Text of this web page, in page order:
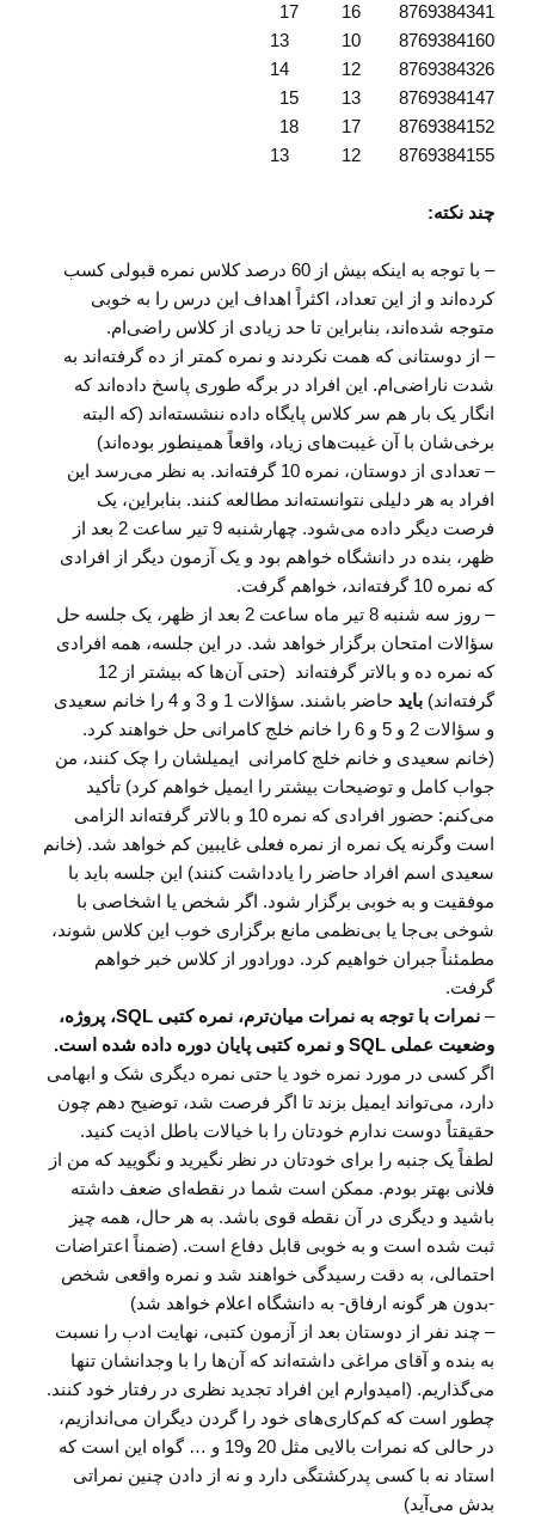
8769384341 16 17
8769384160 10 13
8769384326 12 14
8769384147 13 15
8769384152 17 18
8769384155 12 13
چند نکته:
– با توجه به اینکه بیش از 60 درصد کلاس نمره قبولی کسب
کرده‌اند و از این تعداد، اکثراً اهداف این درس را به خوبی
متوجه شده‌اند، بنابراین تا حد زیادی از کلاس راضی‌ام.
– از دوستانی که همت نکردند و نمره کمتر از ده گرفته‌اند به
شدت ناراضی‌ام. این افراد در برگه طوری پاسخ داده‌اند که
انگار یک بار هم سر کلاس پایگاه داده ننشسته‌اند (که البته
برخی‌شان با آن غیبت‌های زیاد، واقعاً همینطور بوده‌اند)
– تعدادی از دوستان، نمره 10 گرفته‌اند. به نظر می‌رسد این
افراد به هر دلیلی نتوانسته‌اند مطالعه کنند. بنابراین، یک
فرصت دیگر داده می‌شود. چهارشنبه 9 تیر ساعت 2 بعد از
ظهر، بنده در دانشگاه خواهم بود و یک آزمون دیگر از افرادی
که نمره 10 گرفته‌اند، خواهم گرفت.
– روز سه شنبه 8 تیر ماه ساعت 2 بعد از ظهر، یک جلسه حل
سؤالات امتحان برگزار خواهد شد. در این جلسه، همه افرادی
که نمره ده و بالاتر گرفته‌اند (حتی آن‌ها که بیشتر از 12
گرفته‌اند)باید
حاضر باشند. سؤالات 1 و 3 و 4 را خانم سعیدی
و سؤالات 2 و 5 و 6 را خانم خلج کامرانی حل خواهند کرد.
(خانم سعیدی و خانم خلج کامرانی ایمیلشان را چک کنند، من
جواب کامل و توضیحات بیشتر را ایمیل خواهم کرد) تأکید
می‌کنم: حضور افرادی که نمره 10 و بالاتر گرفته‌اند الزامی
است وگرنه یک نمره از نمره فعلی غایبین کم خواهد شد. (خانم
سعیدی اسم افراد حاضر را یادداشت کنند) این جلسه باید با
موفقیت و به خوبی برگزار شود. اگر شخص یا اشخاصی با
شوخی بی‌جا یا بی‌نظمی مانع برگزاری خوب این کلاس شوند،
مطمئناً جبران خواهیم کرد. دورادور از کلاس خبر خواهم
گرفت.
–
نمرات با توجه به نمرات میان‌ترم، نمره کتبی SQL، پروژه،
وضعیت عملی SQL و نمره کتبی پایان دوره داده شده است.
اگر کسی در مورد نمره خود یا حتی نمره دیگری شک و ابهامی
دارد، می‌تواند ایمیل بزند تا اگر فرصت شد، توضیح دهم چون
حقیقتاً دوست ندارم خودتان را با خیالات باطل اذیت کنید.
لطفاً یک جنبه را برای خودتان در نظر نگیرید و نگویید که من از
فلانی بهتر بودم. ممکن است شما در نقطه‌ای ضعف داشته
باشید و دیگری در آن نقطه قوی باشد. به هر حال، همه چیز
ثبت شده است و به خوبی قابل دفاع است. (ضمناً اعتراضات
احتمالی، به دقت رسیدگی خواهند شد و نمره واقعی شخص
-بدون هر گونه ارفاق- به دانشگاه اعلام خواهد شد)
– چند نفر از دوستان بعد از آزمون کتبی، نهایت ادب را نسبت
به بنده و آقای مراغی داشته‌اند که آن‌ها را با وجدانشان تنها
می‌گذاریم. (امیدوارم این افراد تجدید نظری در رفتار خود کنند.
چطور است که کم‌کاری‌های خود را گردن دیگران می‌اندازیم،
در حالی که نمرات بالایی مثل 20 و19 و … گواه این است که
استاد نه با کسی پدرکشتگی دارد و نه از دادن چنین نمراتی
بدش می‌آید)